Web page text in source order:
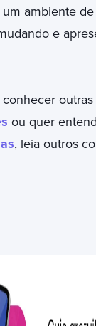
ambiente
e
ou quer
, leia outros